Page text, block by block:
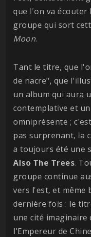
que l'on va écouter
groupe qui sort
Moon.
Tant le titre, que
de nacre", que
un album qui aura
contemplative et
omniprésente ;
pas surprenant, la
a toujours été une
Also The Trees.
groupe continue
vers l'est, et même
dernière fois : le
une cité imaginaire
l'Empereur de